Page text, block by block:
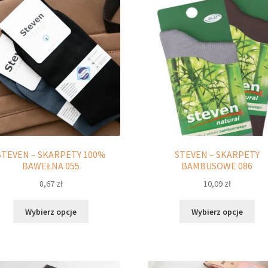
Opcje
można
wybrać
na
stronie
produktu
na
– SKARPETY 100%
BAWEŁNA 055
8,67 zł
Wybierz opcje
STEVEN – SKARPETY
BAMBUSOWE 086
10,09 zł
Wybierz opcje